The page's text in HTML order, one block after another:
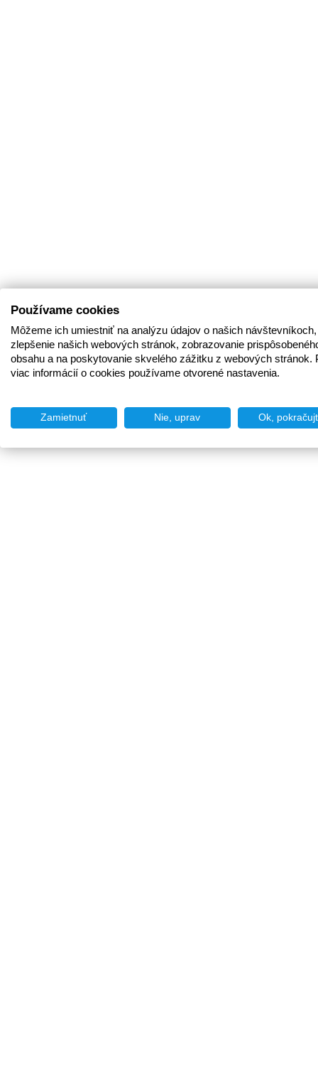
Používame cookies
Môžeme ich umiestniť na analýzu údajov o našich
zlepšenie našich webových stránok, zobrazovanie
obsahu a na poskytovanie skvelého zážitku z webových stránok.
viac informácií o cookies používame otvorené nastavenia.
Zamietnuť Nie, uprav Ok,